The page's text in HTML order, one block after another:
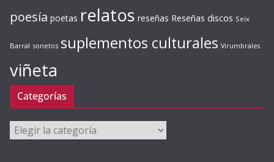
poesía poetas relatos reseñas Reseñas discos Seix
Barral sonetos suplementos culturales Virumbrales
viñeta
Categorías
Categorías